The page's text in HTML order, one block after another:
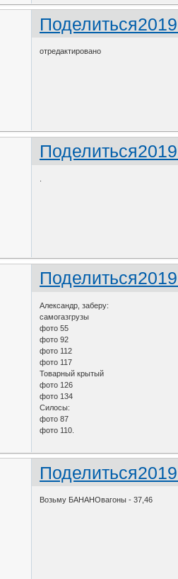
Поделиться
отредактировано
Поделиться
Поделиться
Александр, заберу:
самогазгрузы
фото 55
фото 92
фото 112
фото 117
Товарный крытый
фото 126
фото 134
Силосы:
фото 87
фото 110.
Поделиться
Возьму БАНАНОвагоны - 37,46